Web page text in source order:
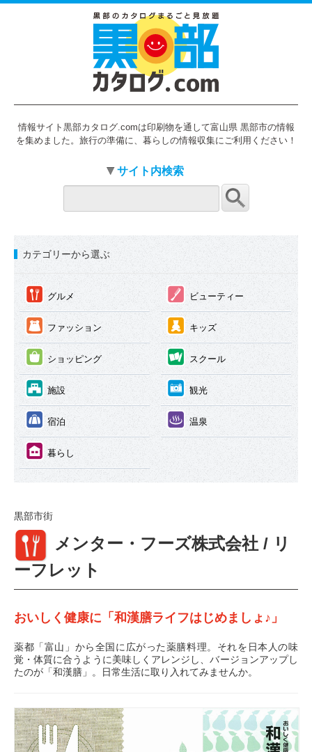
情報サイト黒部カタログ.comは印刷物を通して富山県 黒部市の情報
を集めました。旅行の準備に、暮らしの情報収集にご利用ください！
サイト内検索
カテゴリーから選ぶ
① グルメ ② ビューティー
③ ファッション ④ キッズ
⑤ ショッピング ⑥ スクール
⑦ 施設 ⑧ 観光
⑨ 宿泊 ⑩ 温泉
⑪ 暮らし
黒部市街
① メンター・フーズ株式会社 / リ
ーフレット
おいしく健康に「和漢膳ライフはじめましょ♪」
薬都「富山」から全国に広がった薬膳料理。それを日本人の味
覚・体質に合うように美味しくアレンジし、バージョンアップし
たのが「和漢膳」。日常生活に取り入れてみませんか。